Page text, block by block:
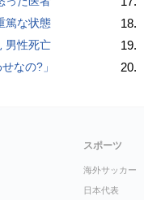
篤な状態
男性死亡
なの?」
18.
19.
20.
スポーツ
海外サッカー
日本代表